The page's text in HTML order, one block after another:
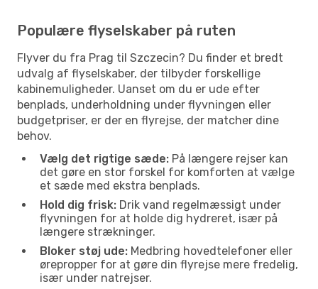
Populære flyselskaber på ruten
Flyver du fra Prag til Szczecin? Du finder et bredt
udvalg af flyselskaber, der tilbyder forskellige
kabinemuligheder. Uanset om du er ude efter
benplads, underholdning under flyvningen eller
budgetpriser, er der en flyrejse, der matcher dine
behov.
Vælg det rigtige sæde: På længere rejser kan
det gøre en stor forskel for komforten at vælge
et sæde med ekstra benplads.
Hold dig frisk: Drik vand regelmæssigt under
flyvningen for at holde dig hydreret, især på
længere strækninger.
Bloker støj ude: Medbring hovedtelefoner eller
ørepropper for at gøre din flyrejse mere fredelig,
især under natrejser.